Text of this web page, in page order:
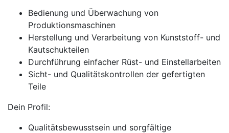
Bedienung und Überwachung von
Produktionsmaschinen
Herstellung und Verarbeitung von Kunststoff- und
Kautschukteilen
Durchführung einfacher Rüst- und Einstellarbeiten
Sicht- und Qualitätskontrollen der gefertigten
Teile
Dein Profil:
Qualitätsbewusstsein und sorgfältige